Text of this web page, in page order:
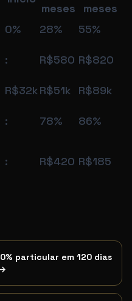
meses
meses
0% 28%
55%
: R$580 R$820
R$32kR$51k
R$89k
: 78% 86%
: R$420 R$185
particular em 120 dias